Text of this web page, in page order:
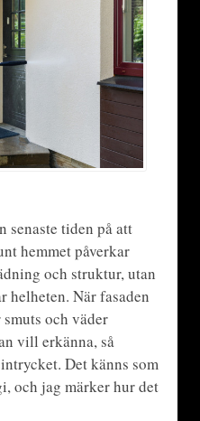
senaste tiden på att
hemmet påverkar
och struktur, utan
helheten. När fasaden
och väder
vill erkänna, så
Det känns som
och jag märker hur det